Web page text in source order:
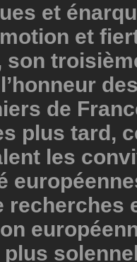
et
et
son
de
plus tard,
les
recherches